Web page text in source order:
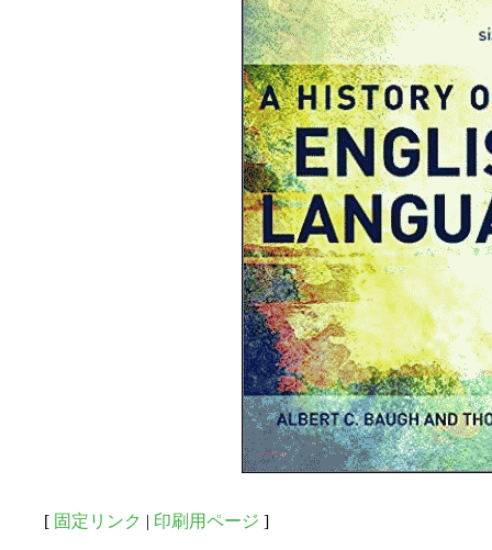
[ 固定リンク | 印刷用ページ ]